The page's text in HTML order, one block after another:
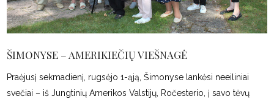
ŠIMONYSE – AMERIKIEČIŲ VIEŠNAGĖ
Praėjusį sekmadienį, rugsėjo 1-ąją, Šimonyse lankėsi neeiliniai
svečiai – iš Jungtinių Amerikos Valstijų, Ročesterio, į savo tėvų